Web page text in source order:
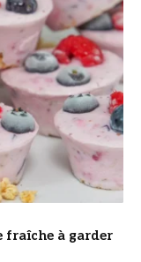
fraîche à garder